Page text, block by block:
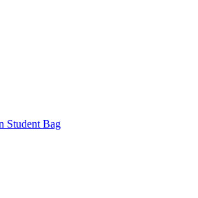
Student Bag